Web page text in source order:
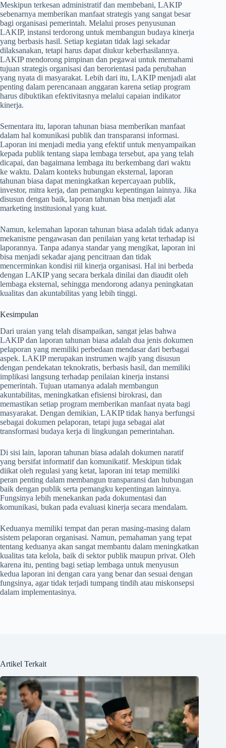
Meskipun terkesan administratif dan membebani, LAKIP
sebenarnya memberikan manfaat strategis yang sangat besar
bagi organisasi pemerintah. Melalui proses penyusunan
LAKIP, instansi terdorong untuk membangun budaya kinerja
yang berbasis hasil. Setiap kegiatan tidak lagi sekadar
dilaksanakan, tetapi harus dapat diukur keberhasilannya.
LAKIP mendorong pimpinan dan pegawai untuk memahami
tujuan strategis organisasi dan berorientasi pada perubahan
yang nyata di masyarakat. Lebih dari itu, LAKIP menjadi alat
penting dalam perencanaan anggaran karena setiap program
harus dibuktikan efektivitasnya melalui capaian indikator
kinerja.
Sementara itu, laporan tahunan biasa memberikan manfaat
dalam hal komunikasi publik dan transparansi informasi.
Laporan ini menjadi media yang efektif untuk menyampaikan
kepada publik tentang siapa lembaga tersebut, apa yang telah
dicapai, dan bagaimana lembaga itu berkembang dari waktu
ke waktu. Dalam konteks hubungan eksternal, laporan
tahunan biasa dapat meningkatkan kepercayaan publik,
investor, mitra kerja, dan pemangku kepentingan lainnya. Jika
disusun dengan baik, laporan tahunan bisa menjadi alat
marketing institusional yang kuat.
Namun, kelemahan laporan tahunan biasa adalah tidak adanya
mekanisme pengawasan dan penilaian yang ketat terhadap isi
laporannya. Tanpa adanya standar yang mengikat, laporan ini
bisa menjadi sekadar ajang pencitraan dan tidak
mencerminkan kondisi riil kinerja organisasi. Hal ini berbeda
dengan LAKIP yang secara berkala dinilai dan diaudit oleh
lembaga eksternal, sehingga mendorong adanya peningkatan
kualitas dan akuntabilitas yang lebih tinggi.
Kesimpulan
Dari uraian yang telah disampaikan, sangat jelas bahwa
LAKIP dan laporan tahunan biasa adalah dua jenis dokumen
pelaporan yang memiliki perbedaan mendasar dari berbagai
aspek. LAKIP merupakan instrumen wajib yang disusun
dengan pendekatan teknokratis, berbasis hasil, dan memiliki
implikasi langsung terhadap penilaian kinerja instansi
pemerintah. Tujuan utamanya adalah membangun
akuntabilitas, meningkatkan efisiensi birokrasi, dan
memastikan setiap program memberikan manfaat nyata bagi
masyarakat. Dengan demikian, LAKIP tidak hanya berfungsi
sebagai dokumen pelaporan, tetapi juga sebagai alat
transformasi budaya kerja di lingkungan pemerintahan.
Di sisi lain, laporan tahunan biasa adalah dokumen naratif
yang bersifat informatif dan komunikatif. Meskipun tidak
diikat oleh regulasi yang ketat, laporan ini tetap memiliki
peran penting dalam membangun transparansi dan hubungan
baik dengan publik serta pemangku kepentingan lainnya.
Fungsinya lebih menekankan pada dokumentasi dan
komunikasi, bukan pada evaluasi kinerja secara mendalam.
Keduanya memiliki tempat dan peran masing-masing dalam
sistem pelaporan organisasi. Namun, pemahaman yang tepat
tentang keduanya akan sangat membantu dalam meningkatkan
kualitas tata kelola, baik di sektor publik maupun privat. Oleh
karena itu, penting bagi setiap lembaga untuk menyusun
kedua laporan ini dengan cara yang benar dan sesuai dengan
fungsinya, agar tidak terjadi tumpang tindih atau miskonsepsi
dalam implementasinya.
Artikel Terkait